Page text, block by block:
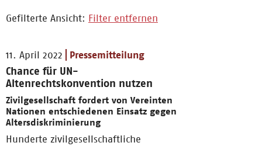
Gefilterte Ansicht: Filter entfernen
11. April 2022 Pressemitteilung
Chance für UN-
Altenrechtskonvention nutzen
Zivilgesellschaft fordert von Vereinten
Nationen entschiedenen Einsatz gegen
Altersdiskriminierung
Hunderte zivilgesellschaftliche